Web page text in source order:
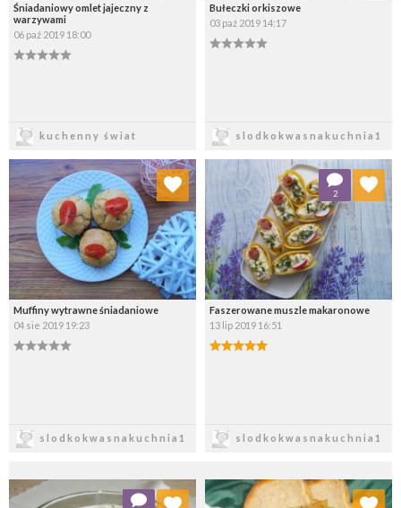
Śniadaniowy omlet jajeczny z
warzywami
06 paź 2019 18:00
kuchenny świat
Bułeczki orkiszowe
03 paź 2019 14:17
slodkokwasnakuchnia1
Muffiny wytrawne śniadaniowe
04 sie 2019 19:23
slodkokwasnakuchnia1
Dodaj do ulubionych
Wybierz listę:
Faszerowane muszle makaronowe
13 lip 2019 16:51
slodkokwasnakuchnia1
2
Dodaj do ulubionych
Wybierz listę:
Dodaj do ulubionych Dodaj do ulubionych